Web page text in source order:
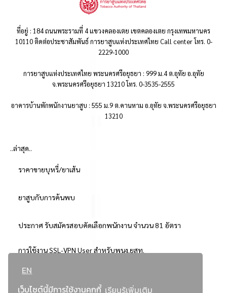
EN
เว็บไซต์นี้มีการใช้งานคุกกี้ เรียนรู้เพิ่มเติม
ที่อยู่ : 184 ถนนพระรามที่ 4 แขวงคลองเตย เขตคลองเตย กรุงเทพมหานคร
10110 ติดต่อประชาสัมพันธ์ การยาสูบแห่งประเทศไทย Call center โทร. 0-
2229-1000
การยาสูบแห่งประเทศไทย พระนครศรีอยุธยา : 999 ม.4 ต.อุทัย อ.อุทัย
จ.พระนครศรีอยุธยา 13210 โทร. 0-3535-2555
อาคารบ้านพักพนักงานยาสูบ : 555 ม.9 ต.คานหาม อ.อุทัย จ.พระนครศรีอยุธยา
13210
..ล่าสุด..
ราคาขายบุหรี่/ยาเส้น
ยาสูบกับการค้นพบ
ประกาศ รับสมัครสอบคัดเลือกพนักงาน จำนวน 81 อัตรา
การใช้งาน SSL-VPN User สำหรับพนง.ยสท.
..ยอดนิยม..